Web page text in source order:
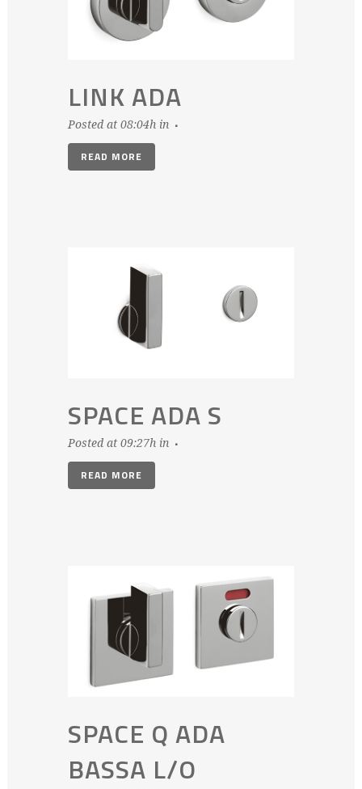
LINK ADA
Posted at 08:04h in
READ MORE
SPACE ADA S
Posted at 09:27h in
READ MORE
SPACE Q ADA
BASSA L/O